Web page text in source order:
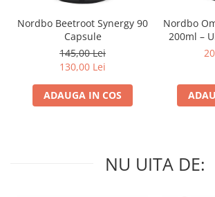
Nordbo Beetroot Synergy 90
Capsule
145,00 Lei
130,00 Lei
ADAUGA IN COS
Nordbo
200ml –
pastrav
NU UITA DE: